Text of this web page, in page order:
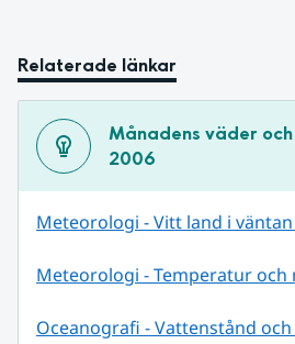
Relaterade länkar
Månadens väder
2006
Meteorologi - Vitt land i
Meteorologi - Temperatur och
Oceanografi - Vattenstånd